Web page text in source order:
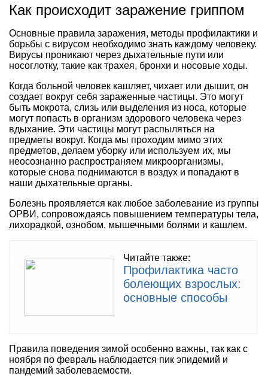
Как происходит заражение гриппом
Основные правила заражения, методы профилактики и
борьбы с вирусом необходимо знать каждому человеку.
Вирусы проникают через дыхательные пути или
носоглотку, такие как трахея, бронхи и носовые ходы.
Когда больной человек кашляет, чихает или дышит, он
создает вокруг себя зараженные частицы. Это могут
быть мокрота, слизь или выделения из носа, которые
могут попасть в организм здорового человека через
вдыхание. Эти частицы могут распыляться на
предметы вокруг. Когда мы проходим мимо этих
предметов, делаем уборку или используем их, мы
неосознанно распространяем микроорганизмы,
которые снова поднимаются в воздух и попадают в
наши дыхательные органы.
Болезнь проявляется как любое заболевание из группы
ОРВИ, сопровождаясь повышением температуры тела,
лихорадкой, ознобом, мышечными болями и кашлем.
Читайте также:
Профилактика часто
болеющих взрослых:
основные способы
Правила поведения зимой особенно важны, так как с
ноября по февраль наблюдается пик эпидемий и
пандемий заболеваемости.